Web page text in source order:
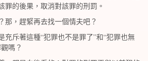
罪的後果，取消對該罪的刑罰。
那，趕緊再去找一個情夫吧？
充斥著這種“犯罪也不是罪了”和“犯罪也無
嗎？